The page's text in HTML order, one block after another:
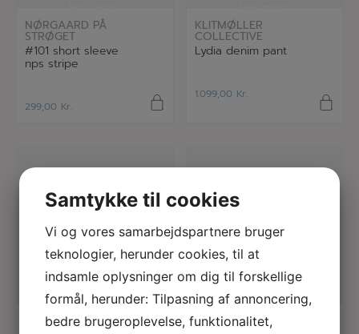
NØRGAARD PÅ
STRØGET
#101 short sleeve
nps stripe
299,00 Kr.
KLITMØLLER
COLLECTIVE
Lydia denim pant
1.099,00 Kr.
læs mere
NØRGAARD PÅ
læs mere
NØRGAARD PÅ
Samtykke til cookies
Vi og vores samarbejdspartnere bruger
teknologier, herunder cookies, til at
indsamle oplysninger om dig til forskellige
formål, herunder: Tilpasning af annoncering,
bedre brugeroplevelse, funktionalitet,